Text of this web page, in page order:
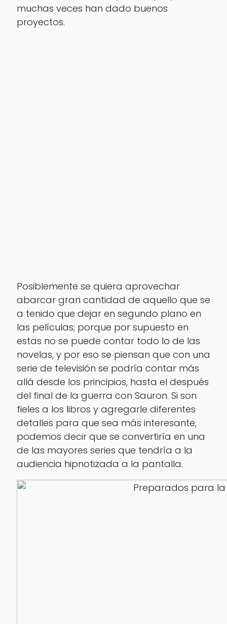
muchas veces han dado buenos
proyectos.
Posiblemente se quiera aprovechar
abarcar gran cantidad de aquello que se
a tenido que dejar en segundo plano en
las películas; porque por supuesto en
estas no se puede contar todo lo de las
novelas, y por eso se piensan que con una
serie de televisión se podría contar más
allá desde los principios, hasta el después
del final de la guerra con Sauron. Si son
fieles a los libros y agregarle diferentes
detalles para que sea más interesante,
podemos decir que se convertiría en una
de las mayores series que tendría a la
audiencia hipnotizada a la pantalla.